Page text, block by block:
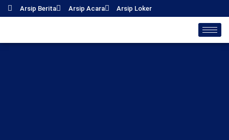
Skip
to
Arsip Berita Arsip Acara Arsip Loker